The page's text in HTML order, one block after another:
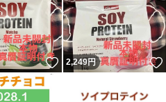
いいね！
2,249円